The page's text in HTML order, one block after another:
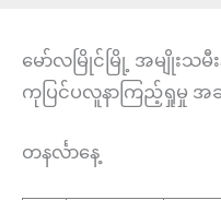
မော်လမြိုင်မြို့ အမျိုးသ
ကုပြင်ပလူနာကြည့်ရှုမှု အခ
တနင်္လာနေ့